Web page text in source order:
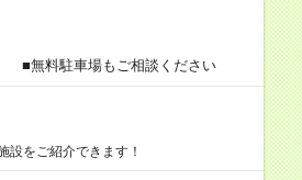
■無料駐車場もご相談ください
をご紹介できます！